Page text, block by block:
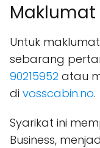
Untuk
sebarang
90215952 atau
di vosscabin.no.
Syarikat ini
Business,